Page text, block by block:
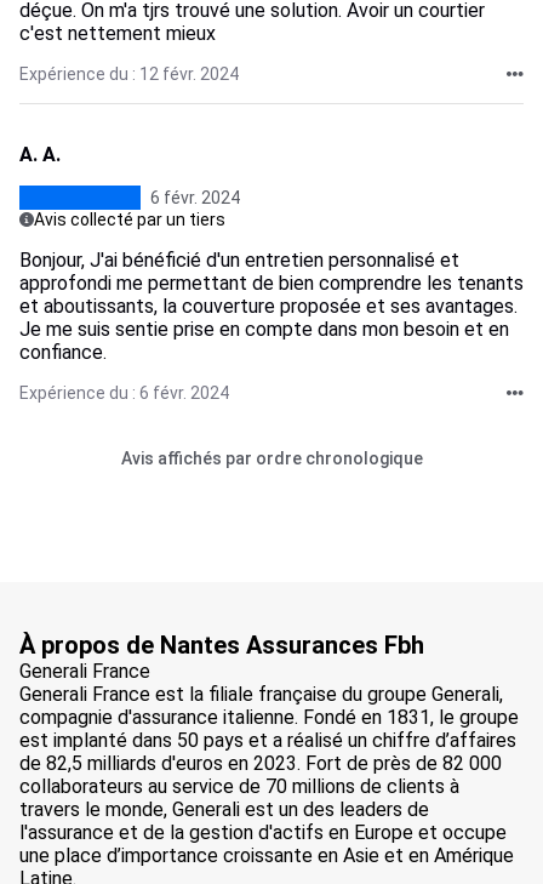
déçue. On m'a tjrs trouvé une solution. Avoir un courtier
c'est nettement mieux
Expérience du : 12 févr. 2024
A. A.
6 févr. 2024
Avis collecté par un tiers
Bonjour, J'ai bénéficié d'un entretien personnalisé et
approfondi me permettant de bien comprendre les tenants
et aboutissants, la couverture proposée et ses avantages.
Je me suis sentie prise en compte dans mon besoin et en
confiance.
Expérience du : 6 févr. 2024
Avis affichés par ordre chronologique
À propos de Nantes Assurances Fbh
Generali France
Generali France est la filiale française du groupe Generali,
compagnie d'assurance italienne. Fondé en 1831, le groupe
est implanté dans 50 pays et a réalisé un chiffre d’affaires
de 82,5 milliards d'euros en 2023. Fort de près de 82 000
collaborateurs au service de 70 millions de clients à
travers le monde, Generali est un des leaders de
l'assurance et de la gestion d'actifs en Europe et occupe
une place d’importance croissante en Asie et en Amérique
Latine.